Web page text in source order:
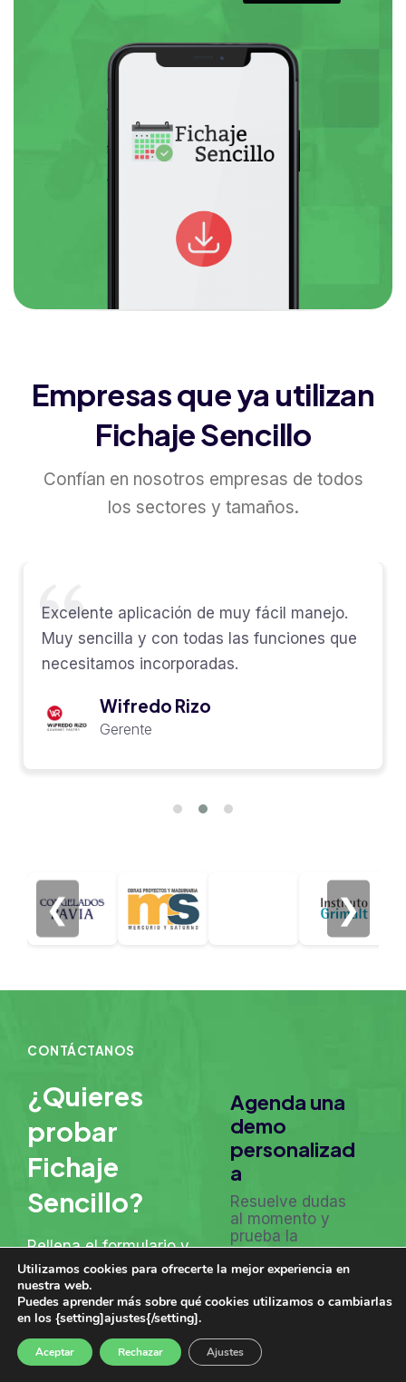
Empresas que ya utilizan
Fichaje Sencillo
Confían en nosotros empresas de todos
los sectores y tamaños.
manejo.
que
Rápido, sencillo y eficiente.
prometen superando las
Responsable de RRHH
❮ ❯
Agenda una
demo
personalizad
a
Resuelve dudas
al momento y
prueba la
herramienta con
nuestro equipo.
CONTÁCTANOS
¿Quieres
probar
Fichaje
Sencillo?
Rellena el formulario y
te contactaremos para
darte más información
o hacer una demo
personalizada.
Utilizamos cookies para ofrecerte la mejor experiencia en
nuestra web.
Puedes aprender más sobre qué cookies utilizamos o cambiarlas
en los {setting]ajustes{/setting].
Aceptar Rechazar Ajustes